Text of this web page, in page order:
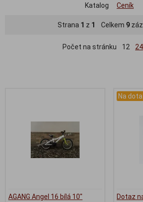
Katalog Ceník
Strana 1 z 1 Celkem 9
Počet na stránku 12 24
AGANG Angel 16 bílá 10"
Na
Dotaz